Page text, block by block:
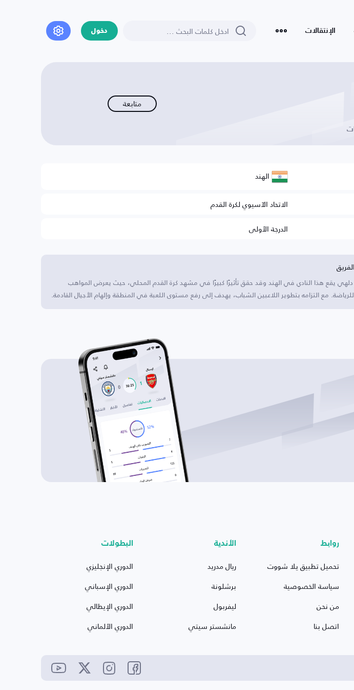
الإنتقالات دخول
متابعة
الهند
الاتحاد الآسيوي لكرة القدم
الدرجة الأولى
دلهي يقع هذا النادي في الهند وقد حقق تأثيرًا كبيرًا في مشهد كرة القدم المحلي، حيث يعرض المواهب
مع التزامه بتطوير اللاعبين الشباب، يهدف إلى رفع مستوى اللعبة في المنطقة وإلهام الأجيال القادمة.
روابط
تحميل تطبيق يلا شووت
سياسة الخصوصية
من نحن
اتصل بنا
الأندية
ريال مدريد
برشلونة
ليفربول
مانشستر سيتي
البطولات
الدوري الإنجليزي
الدوري الإسباني
الدوري الإيطالي
الدوري الألماني